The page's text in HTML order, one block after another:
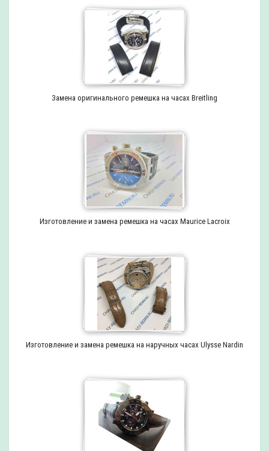
Замена оригинального ремешка на часах Breitling
Изготовление и замена ремешка на часах Maurice Lacroix
Изготовление и замена ремешка на наручных часах Ulysse Nardin